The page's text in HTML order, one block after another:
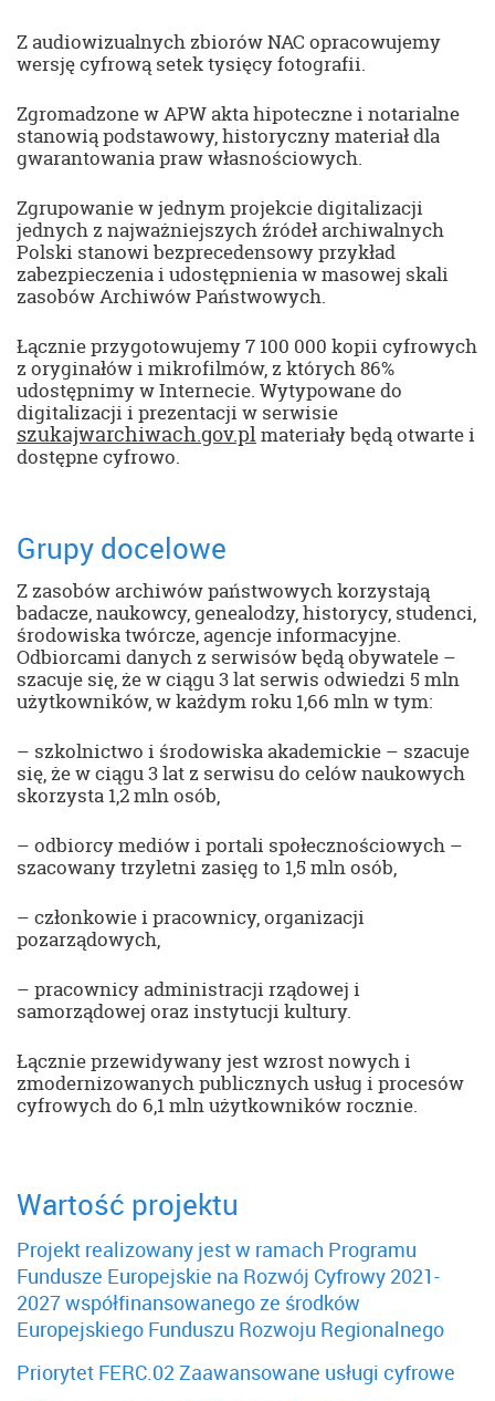
Z audiowizualnych zbiorów NAC opracowujemy
wersję cyfrową setek tysięcy fotografii.
Zgromadzone w APW akta hipoteczne i notarialne
stanowią podstawowy, historyczny materiał dla
gwarantowania praw własnościowych.
Zgrupowanie w jednym projekcie digitalizacji
jednych z najważniejszych źródeł archiwalnych
Polski stanowi bezprecedensowy przykład
zabezpieczenia i udostępnienia w masowej skali
zasobów Archiwów Państwowych.
Łącznie przygotowujemy 7 100 000 kopii cyfrowych
z oryginałów i mikrofilmów, z których 86%
udostępnimy w Internecie. Wytypowane do
digitalizacji i prezentacji w serwisie
szukajwarchiwach.gov.plmateriały będą otwarte i
dostępne cyfrowo.
Grupy docelowe
Z zasobów archiwów państwowych korzystają
badacze, naukowcy, genealodzy, historycy, studenci,
środowiska twórcze, agencje informacyjne.
Odbiorcami danych z serwisów będą obywatele –
szacuje się, że w ciągu 3 lat serwis odwiedzi 5 mln
użytkowników, w każdym roku 1,66 mln w tym:
– szkolnictwo i środowiska akademickie – szacuje
się, że w ciągu 3 lat z serwisu do celów naukowych
skorzysta 1,2 mln osób,
– odbiorcy mediów i portali społecznościowych –
szacowany trzyletni zasięg to 1,5 mln osób,
– członkowie i pracownicy, organizacji
pozarządowych,
– pracownicy administracji rządowej i
samorządowej oraz instytucji kultury.
Łącznie przewidywany jest wzrost nowych i
zmodernizowanych publicznych usług i procesów
cyfrowych do 6,1 mln użytkowników rocznie.
Wartość projektu
Projekt realizowany jest w ramach Programu
Fundusze Europejskie na Rozwój Cyfrowy 2021-
2027 współfinansowanego ze środków
Europejskiego Funduszu Rozwoju Regionalnego
Priorytet FERC.02 Zaawansowane usługi cyfrowe